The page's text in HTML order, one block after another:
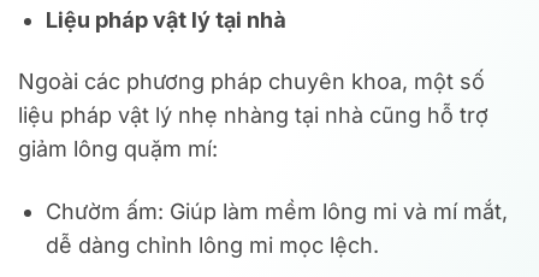
Liệu pháp vật lý tại nhà
Ngoài các phương pháp chuyên khoa, một số
liệu pháp vật lý nhẹ nhàng tại nhà cũng hỗ trợ
giảm lông quặm mí:
Chườm ấm: Giúp làm mềm lông mi và mí mắt,
dễ dàng chỉnh lông mi mọc lệch.